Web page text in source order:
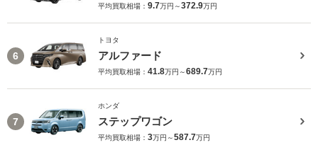
平均買取相場： 9.7万円～372.9万円
6
トヨタ
アルファード
平均買取相場： 41.8万円～689.7万円
7
ホンダ
ステップワゴン
平均買取相場： 3万円～587.7万円